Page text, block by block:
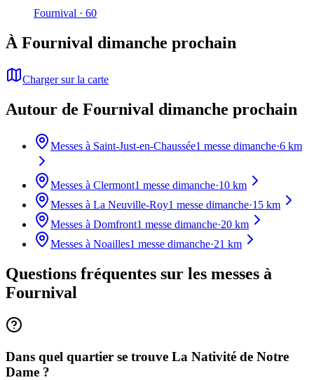
Fournival · 60
À Fournival dimanche prochain
Charger sur la carte
Autour de Fournival dimanche prochain
Messes à Saint-Just-en-Chaussée1 messe dimanche·6 km
Messes à Clermont1 messe dimanche·10 km
Messes à La Neuville-Roy1 messe dimanche·15 km
Messes à Domfront1 messe dimanche·20 km
Messes à Noailles1 messe dimanche·21 km
Questions fréquentes sur les messes à
Fournival
Dans quel quartier se trouve La Nativité de Notre
Dame ?